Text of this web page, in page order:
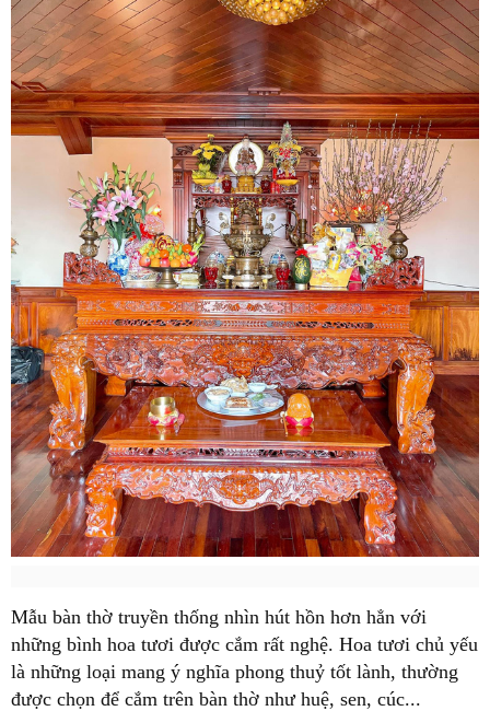
Mẫu bàn thờ truyền thống nhìn hút hồn hơn hẳn với
những bình hoa tươi được cắm rất nghệ. Hoa tươi chủ yếu
là những loại mang ý nghĩa phong thuỷ tốt lành, thường
được chọn để cắm trên bàn thờ như huệ, sen, cúc...